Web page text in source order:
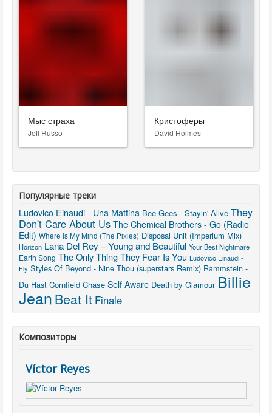
Мыс страха
Jeff Russo
Кристоферы
David Holmes
Популярные треки
Ludovico Einaudi - Una Mattina Bee Gees - Stayin' Alive They
Don't Care About Us The Chemical Brothers - Go (Radio
Edit) Where Is My Mind (The Pixies) Disposal Unit (Imperium Mix)
Horizon Lana Del Rey – Young and Beautiful Your Best Nightmare
Earth Song The Only Thing They Fear Is You Ludovico Einaudi -
Fly Styles Of Beyond - Nine Thou (superstars Remix) Rammstein -
Du Hast Cornfield Chase Self Aware Death by Glamour Billie
JeanBeat It Finale
Композиторы
Víctor Reyes